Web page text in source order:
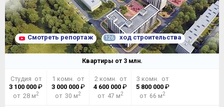
Смотреть репортаж 126 ход строительства
Квартиры от 3млн.
Студия от
3 100 000 ₽
от 28 м2
1 комн. от
3 000 000₽
от 30 м2
2 комн. от
4 600 000 ₽
от 47 м2
3 комн. от
5 800 000₽
от 66 м2